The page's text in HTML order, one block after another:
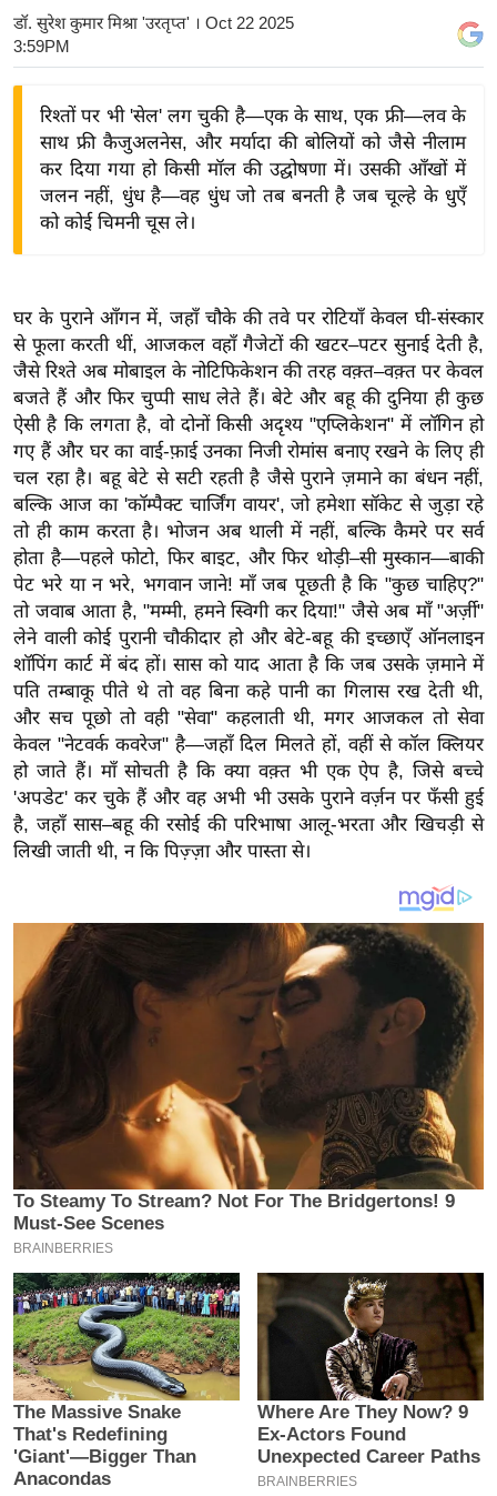
य
बि
त
वि
शे
ष
ज्ञ
रा
य
ब
ज
ट
खे
ल
क्रि
के
ट
I
P
L
2
क्रा
पे
प
र
मि
ल
बे
मि
सा
ल
श
डॉ. सुरेश कुमार मिश्रा 'उरतृप्त' । Oct 22 2025
3:59PM
रिश्तों पर भी 'सेल' लग चुकी है—एक के साथ, एक फ्री—लव के
साथ फ्री कैजुअलनेस, और मर्यादा की बोलियों को जैसे नीलाम
कर दिया गया हो किसी मॉल की उद्घोषणा में। उसकी आँखों में
जलन नहीं, धुंध है—वह धुंध जो तब बनती है जब चूल्हे के धुएँ
को कोई चिमनी चूस ले।
घर के पुराने आँगन में, जहाँ चौके की तवे पर रोटियाँ केवल घी-संस्कार
से फूला करती थीं, आजकल वहाँ गैजेटों की खटर–पटर सुनाई देती है,
जैसे रिश्ते अब मोबाइल के नोटिफिकेशन की तरह वक़्त–वक़्त पर केवल
बजते हैं और फिर चुप्पी साध लेते हैं। बेटे और बहू की दुनिया ही कुछ
ऐसी है कि लगता है, वो दोनों किसी अदृश्य "एप्लिकेशन" में लॉगिन हो
गए हैं और घर का वाई-फ़ाई उनका निजी रोमांस बनाए रखने के लिए ही
चल रहा है। बहू बेटे से सटी रहती है जैसे पुराने ज़माने का बंधन नहीं,
बल्कि आज का 'कॉम्पैक्ट चार्जिंग वायर', जो हमेशा सॉकेट से जुड़ा रहे
तो ही काम करता है। भोजन अब थाली में नहीं, बल्कि कैमरे पर सर्व
होता है—पहले फोटो, फिर बाइट, और फिर थोड़ी–सी मुस्कान—बाकी
पेट भरे या न भरे, भगवान जाने! माँ जब पूछती है कि "कुछ चाहिए?"
तो जवाब आता है, "मम्मी, हमने स्विगी कर दिया!" जैसे अब माँ "अर्ज़ी"
लेने वाली कोई पुरानी चौकीदार हो और बेटे-बहू की इच्छाएँ ऑनलाइन
शॉपिंग कार्ट में बंद हों। सास को याद आता है कि जब उसके ज़माने में
पति तम्बाकू पीते थे तो वह बिना कहे पानी का गिलास रख देती थी,
और सच पूछो तो वही "सेवा" कहलाती थी, मगर आजकल तो सेवा
केवल "नेटवर्क कवरेज" है—जहाँ दिल मिलते हों, वहीं से कॉल क्लियर
हो जाते हैं। माँ सोचती है कि क्या वक़्त भी एक ऐप है, जिसे बच्चे
'अपडेट' कर चुके हैं और वह अभी भी उसके पुराने वर्ज़न पर फँसी हुई
है, जहाँ सास–बहू की रसोई की परिभाषा आलू-भरता और खिचड़ी से
लिखी जाती थी, न कि पिज़्ज़ा और पास्ता से।